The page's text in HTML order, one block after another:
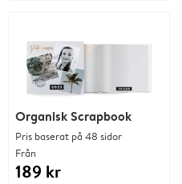
Organisk Scrapbook
Pris baserat på 48 sidor
Från
189 kr